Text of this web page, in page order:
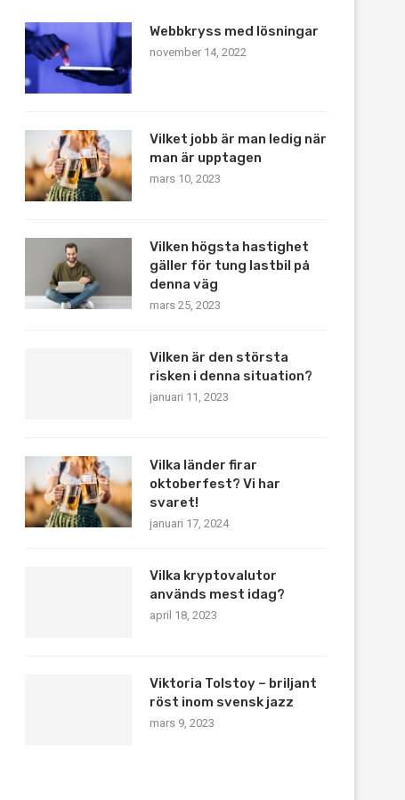
Webbkryss med lösningar
november 14, 2022
Vilket jobb är man ledig när
man är upptagen
mars 10, 2023
Vilken högsta hastighet
gäller för tung lastbil på
denna väg
mars 25, 2023
Vilken är den största
risken i denna situation?
januari 11, 2023
Vilka länder firar
oktoberfest? Vi har
svaret!
januari 17, 2024
Vilka kryptovalutor
används mest idag?
april 18, 2023
Viktoria Tolstoy – briljant
röst inom svensk jazz
mars 9, 2023